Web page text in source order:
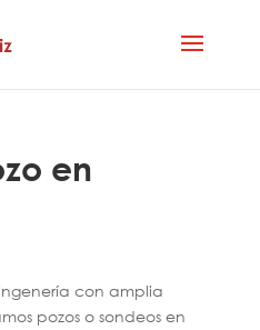
en
con amplia
pozos o sondeos en